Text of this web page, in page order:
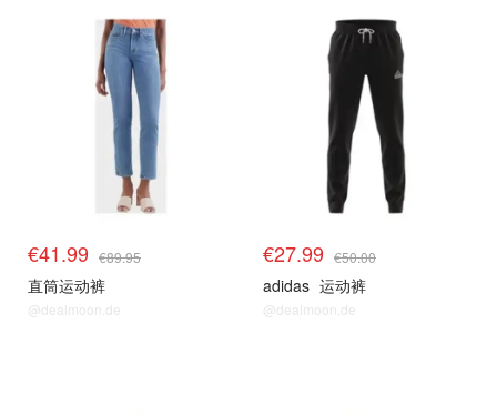
€41.99 €89.95
直筒运动裤
@dealmoon.de
€27.99 €50.00
adidas 运动裤
@dealmoon.de